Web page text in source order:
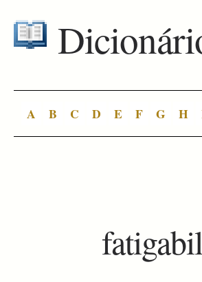
A B C D E F G H